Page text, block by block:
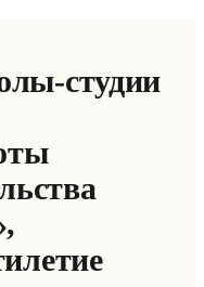
студии